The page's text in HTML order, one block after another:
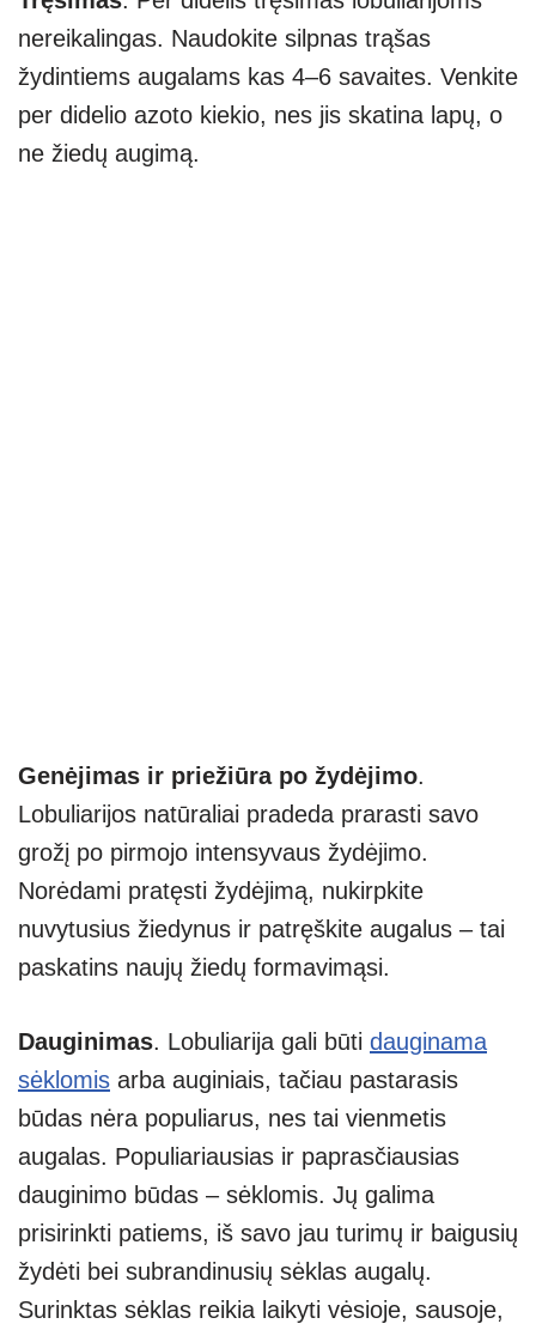
nereikalingas. Naudokite silpnas trąšas
žydintiems augalams kas 4–6 savaites. Venkite
per didelio azoto kiekio, nes jis skatina lapų, o
ne žiedų augimą.
Genėjimas ir priežiūra po žydėjimo.
Lobuliarijos natūraliai pradeda prarasti savo
grožį po pirmojo intensyvaus žydėjimo.
Norėdami pratęsti žydėjimą, nukirpkite
nuvytusius žiedynus ir patręškite augalus – tai
paskatins naujų žiedų formavimąsi.
Dauginimas. Lobuliarija gali būti dauginama
sėklomis arba auginiais, tačiau pastarasis
būdas nėra populiarus, nes tai vienmetis
augalas. Populiariausias ir paprasčiausias
dauginimo būdas – sėklomis. Jų galima
prisirinkti patiems, iš savo jau turimų ir baigusių
žydėti bei subrandinusių sėklas augalų.
Surinktas sėklas reikia laikyti vėsioje, sausoje,